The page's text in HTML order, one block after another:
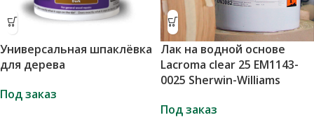
Универсальная шпаклёвка
для дерева
Под заказ
Лак на водной основе
Lacroma clear 25 EM1143-
0025 Sherwin-Williams
Под заказ